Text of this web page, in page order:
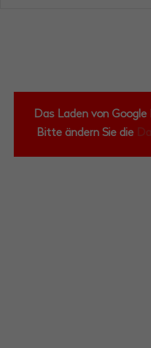
Das Laden von
Bitte ändern Sie die